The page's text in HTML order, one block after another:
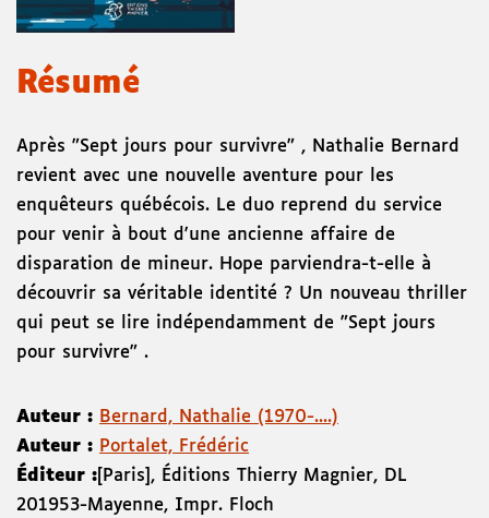
Résumé
Après "Sept jours pour survivre" , Nathalie Bernard
revient avec une nouvelle aventure pour les
enquêteurs québécois. Le duo reprend du service
pour venir à bout d'une ancienne affaire de
disparation de mineur. Hope parviendra-t-elle à
découvrir sa véritable identité ? Un nouveau thriller
qui peut se lire indépendamment de "Sept jours
pour survivre" .
Auteur : Bernard, Nathalie (1970-....)
Auteur : Portalet, Frédéric
Éditeur : [Paris] , Éditions Thierry Magnier, DL
201953-Mayenne, Impr. Floch